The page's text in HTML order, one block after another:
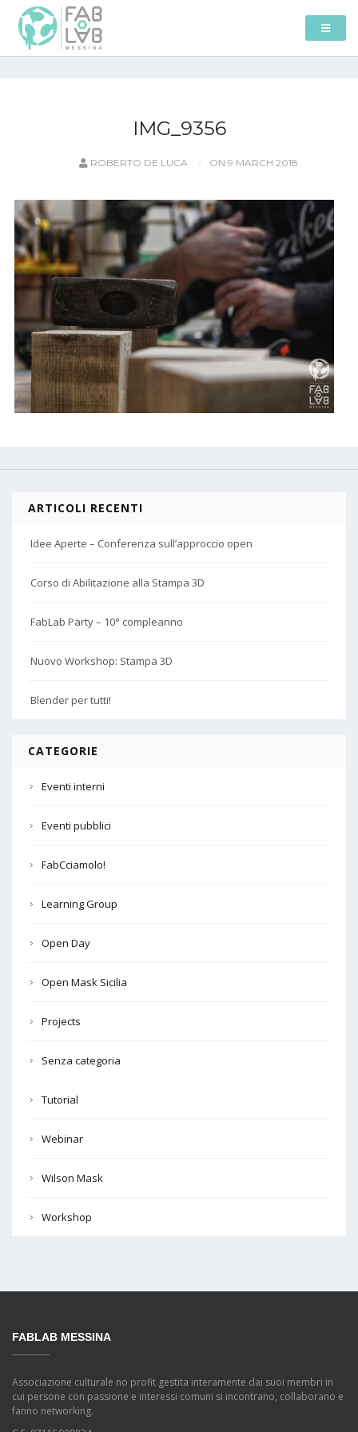
IMG_9356
ROBERTO DE LUCA ON 9 MARCH 2018
ARTICOLI RECENTI
Idee Aperte – Conferenza sull’approccio open
Corso di Abilitazione alla Stampa 3D
FabLab Party – 10° compleanno
Nuovo Workshop: Stampa 3D
Blender per tutti!
CATEGORIE
Eventi interni
Eventi pubblici
FabCciamolo!
Learning Group
Open Day
Open Mask Sicilia
Projects
Senza categoria
Tutorial
Webinar
Wilson Mask
Workshop
FABLAB MESSINA
Associazione culturale no profit gestita interamente dai suoi membri in
cui persone con passione e interessi comuni si incontrano, collaborano e
fanno networking.